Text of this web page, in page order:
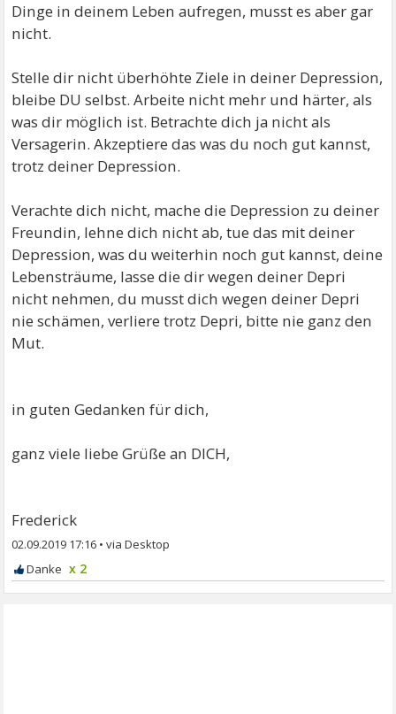
Dinge in deinem Leben aufregen, musst es aber gar
nicht.
Stelle dir nicht überhöhte Ziele in deiner Depression,
bleibe DU selbst. Arbeite nicht mehr und härter, als
was dir möglich ist. Betrachte dich ja nicht als
Versagerin. Akzeptiere das was du noch gut kannst,
trotz deiner Depression.
Verachte dich nicht, mache die Depression zu deiner
Freundin, lehne dich nicht ab, tue das mit deiner
Depression, was du weiterhin noch gut kannst, deine
Lebensträume, lasse die dir wegen deiner Depri
nicht nehmen, du musst dich wegen deiner Depri
nie schämen, verliere trotz Depri, bitte nie ganz den
Mut.
in guten Gedanken für dich,
ganz viele liebe Grüße an DICH,
Frederick
02.09.2019 17:16 •
x 2